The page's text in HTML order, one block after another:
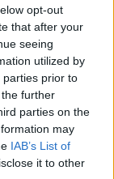
opt-out
that after your
seeing
utilized by
parties prior to
further
parties on the
may
IAB’s List of
it to other
θα
και
και ρύζι
ενώ
με